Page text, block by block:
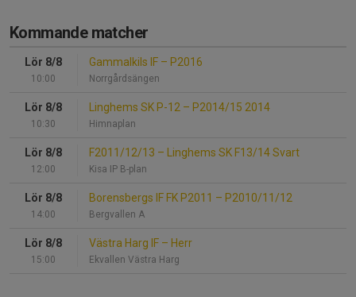
Kommande matcher
Lör 8/8
10:00
Gammalkils IF – P2016
Norrgårdsängen
Lör 8/8
10:30
Linghems SK P-12 – P2014/15 2014
Himnaplan
Lör 8/8
12:00
F2011/12/13 – Linghems SK F13/14 Svart
Kisa IP B-plan
Lör 8/8
14:00
Borensbergs IF FK P2011 – P2010/11/12
Bergvallen A
Lör 8/8
15:00
Västra Harg IF – Herr
Ekvallen Västra Harg